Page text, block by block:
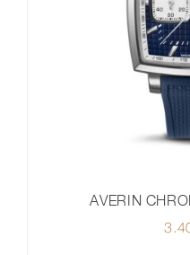
AVERIN